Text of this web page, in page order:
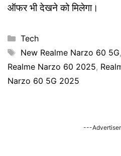
ऑफर भी देखने को मिलेगा।
Categories
Tech
Tags
New Realme Narzo 60 5G,
Realme Narzo 60 2025,
Narzo 60 5G 2025
---